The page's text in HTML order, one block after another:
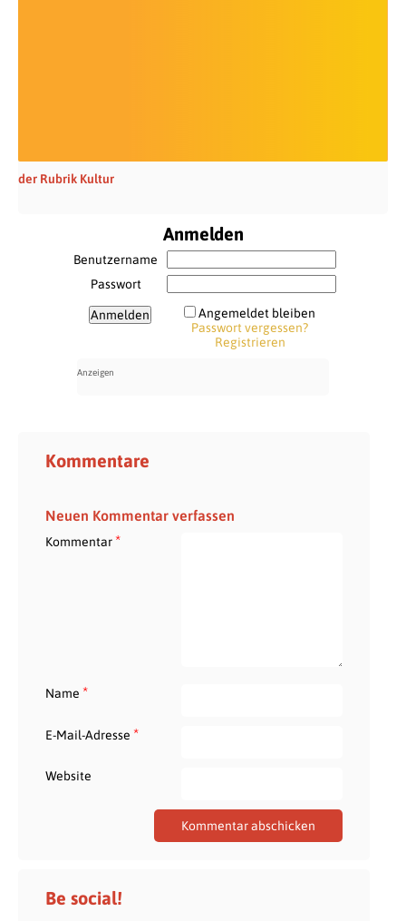
der Rubrik Kultur
Anmelden
Benutzername
Passwort
Angemeldet bleiben
Passwort vergessen?
Registrieren
Kommentare
Neuen Kommentar verfassen
Kommentar*
Name *
E-Mail-Adresse *
Website
Be social!